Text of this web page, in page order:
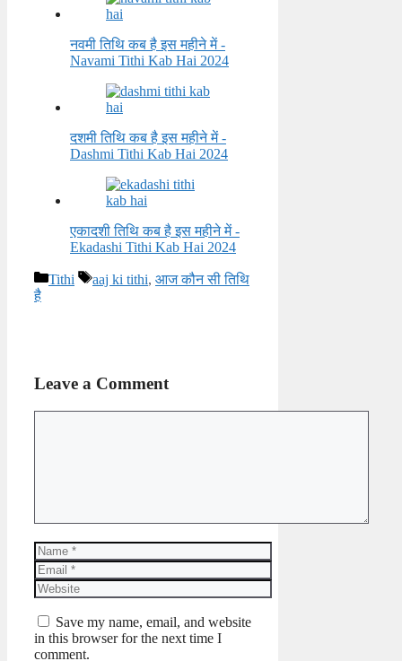
नवमी तिथि कब है इस महीने में -
Navami Tithi Kab Hai 2024
दशमी तिथि कब है इस महीने में -
Dashmi Tithi Kab Hai 2024
एकादशी तिथि कब है इस महीने में -
Ekadashi Tithi Kab Hai 2024
Categories
Tithi Tags
aaj ki tithi, आज कौन सी तिथि
है
Leave a Comment
Name
Email
Website
Save my name, email, and website
in this browser for the next time I
comment.